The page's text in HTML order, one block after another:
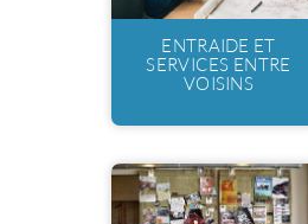
ENTRAIDE ET
SERVICES ENTRE
VOISINS